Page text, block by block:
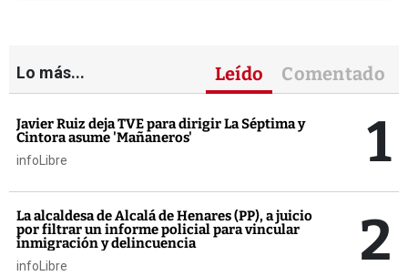
Lo más... Leído Comentado
Javier Ruiz deja TVE para dirigir La Séptima y
Cintora asume 'Mañaneros'
infoLibre 1
La alcaldesa de Alcalá de Henares (PP), a juicio
por filtrar un informe policial para vincular
inmigración y delincuencia
infoLibre 2